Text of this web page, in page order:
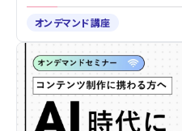
オンデマンド講座